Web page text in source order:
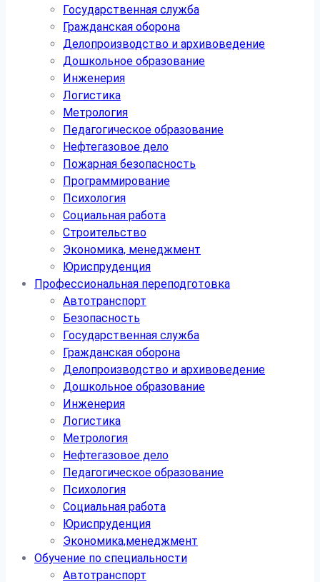
Государственная служба
Гражданская оборона
Делопроизводство и архивоведение
Дошкольное образование
Инженерия
Логистика
Метрология
Педагогическое образование
Нефтегазовое дело
Пожарная безопасность
Программирование
Психология
Социальная работа
Строительство
Экономика, менеджмент
Юриспруденция
Профессиональная переподготовка
Автотранспорт
Безопасность
Государственная служба
Гражданская оборона
Делопроизводство и архивоведение
Дошкольное образование
Инженерия
Логистика
Метрология
Нефтегазовое дело
Педагогическое образование
Психология
Социальная работа
Юриспруденция
Экономика,менеджмент
Обучение по специальности
Автотранспорт